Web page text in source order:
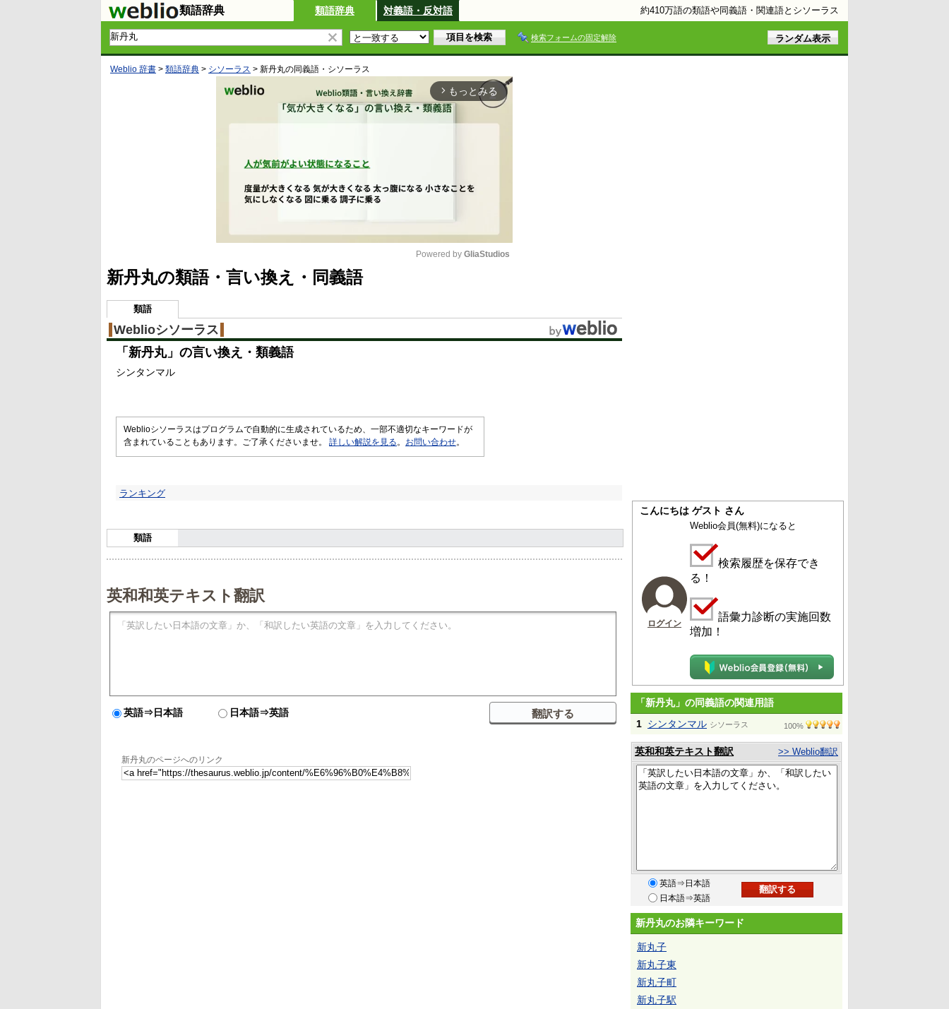
類語辞典 類語辞典 対義語・反対語 約410万語の類語や同義語・関連語とシソーラス
検索フォームの固定解除
Weblio 辞書 > 類語辞典 > シソーラス > 新丹丸の同義語・シソーラス
arrow_forward_ios もっとみる
Powered by GliaStudios
新丹丸の類語・言い換え・同義語
類語
Weblioシソーラス
「 新丹丸」の言い換え・類義語
シンタンマル
Weblioシソーラスはプログラムで自動的に生成されているため、一部不適切なキーワードが
含まれていることもあります。ご了承くださいませ。 詳しい解説を見る 。 お問い合わせ。
ランキング
類語
英和和英テキスト翻訳
英語⇒日本語 日本語⇒英語
新丹丸のページへのリンク
こんにちは ゲスト さん
ログイン
Weblio会員(無料)になると
検索履歴を保存でき
る！
語彙力診断の実施回数
増加！
「新丹丸」の同義語の関連用語
1 シンタンマル シソーラス 100%
英和和英テキスト翻訳 >> Weblio翻訳
英語⇒日本語
日本語⇒英語
新丹丸のお隣キーワード
新丸子
新丸子東
新丸子町
新丸子駅